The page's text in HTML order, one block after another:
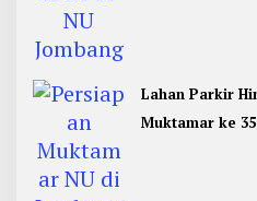
Lahan Parkir
Muktamar ke